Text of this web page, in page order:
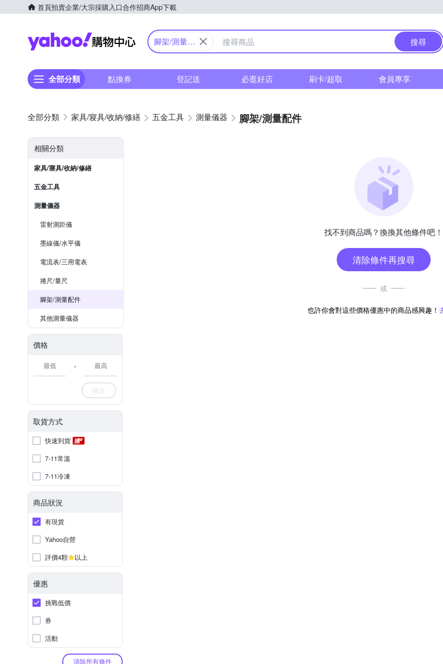
首頁拍賣企業/大宗採購入口合作招商App下載
Yahoo購物中心
腳架/測量配
搜尋
全部分類 點換券 登記送 必逛好店 刷卡/超取 會員專享
家具/寢具/收納/修繕 五金工具 測量儀器 腳架/測量配件
相關分類
家具/寢具/收納/修繕
五金工具
測量儀器
雷射測距儀
墨線儀/水平儀
電流表/三用電表
捲尺/量尺
腳架/測量配件
其他測量儀器
價格
-
確定
取貨方式
快速到貨
7-11常溫
7-11冷凍
商品狀況
有現貨
Yahoo自營
評價4顆
以上
優惠
挑戰低價
券
活動
清除所有條件
找不到商品嗎？換換其他條件吧！
清除條件再搜尋
或
也許你會對這些價格優惠中的商品感興趣！